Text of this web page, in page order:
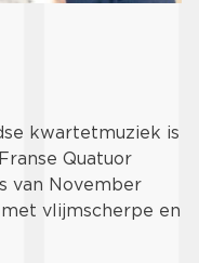
kwartetmuziek is
Quatuor
van November
vlijmscherpe en